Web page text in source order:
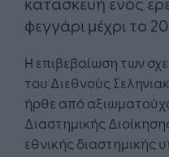
φεγγάρι μέχρι το
Η επιβεβαίωση των
του Διεθνούς
ήρθε από
Διαστημικής
εθνικής διαστημικής